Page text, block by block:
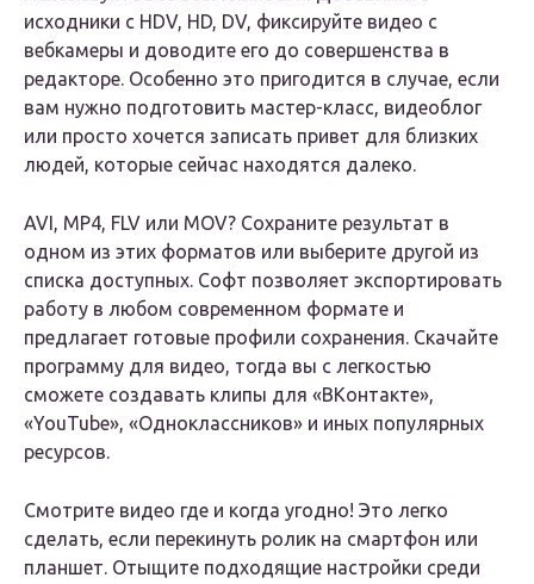
исходники с HDV, HD, DV, фиксируйте видео с
вебкамеры и доводите его до совершенства в
редакторе. Особенно это пригодится в случае, если
вам нужно подготовить мастер-класс, видеоблог
или просто хочется записать привет для близких
людей, которые сейчас находятся далеко.
AVI, MP4, FLV или MOV? Сохраните результат в
одном из этих форматов или выберите другой из
списка доступных. Софт позволяет экспортировать
работу в любом современном формате и
предлагает готовые профили сохранения. Скачайте
программу для видео, тогда вы с легкостью
сможете создавать клипы для «ВКонтакте»,
«YouTube», «Одноклассников» и иных популярных
ресурсов.
Смотрите видео где и когда угодно! Это легко
сделать, если перекинуть ролик на смартфон или
планшет. Отыщите подходящие настройки среди